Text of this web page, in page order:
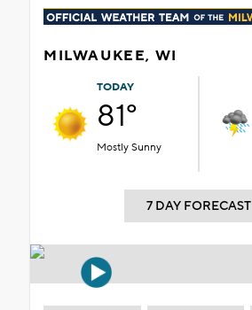
MILWAUKEE, WI
TODAY
81°
Mostly Sunny
7 DAY FORECAST